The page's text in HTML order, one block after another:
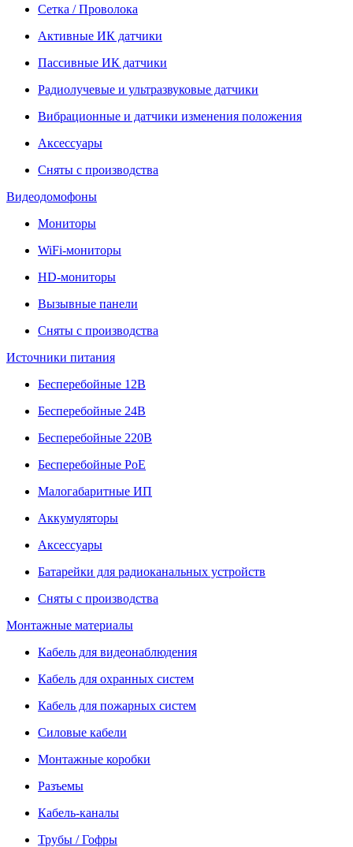
Сетка / Проволока
Активные ИК датчики
Пассивные ИК датчики
Радиолучевые и ультразвуковые датчики
Вибрационные и датчики изменения положения
Аксессуары
Сняты с производства
Видеодомофоны
Мониторы
WiFi-мониторы
HD-мониторы
Вызывные панели
Сняты с производства
Источники питания
Бесперебойные 12В
Бесперебойные 24В
Бесперебойные 220В
Бесперебойные PoE
Малогабаритные ИП
Аккумуляторы
Аксессуары
Батарейки для радиоканальных устройств
Сняты с производства
Монтажные материалы
Кабель для видеонаблюдения
Кабель для охранных систем
Кабель для пожарных систем
Силовые кабели
Монтажные коробки
Разъемы
Кабель-каналы
Трубы / Гофры